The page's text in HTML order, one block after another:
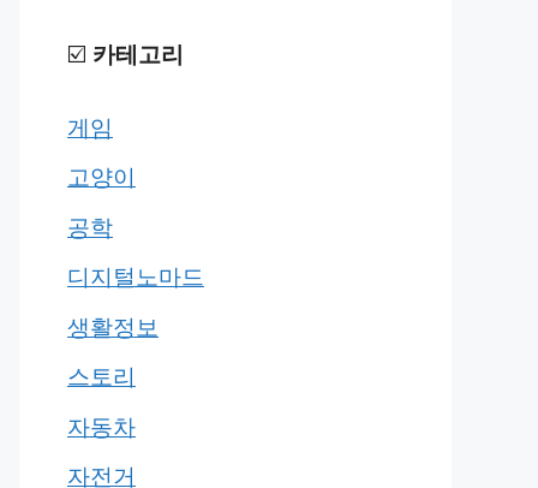
☑️ 카테고리
게임
고양이
공학
디지털노마드
생활정보
스토리
자동차
자전거